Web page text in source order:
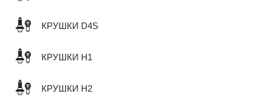
КРУШКИ D4S
КРУШКИ H1
КРУШКИ H2